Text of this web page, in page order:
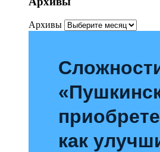
Архивы
как